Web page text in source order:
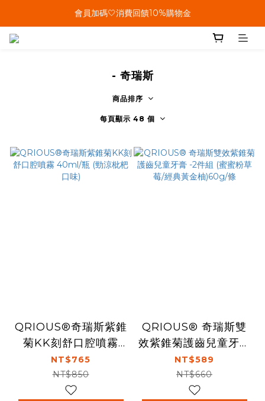
單筆結帳金額滿899🤍超取/郵寄免運費
會員加碼🤍消費回饋10%購物金
- 奇瑞斯
商品排序
每頁顯示 48 個
QRIOUS®奇瑞斯紫錐
菊KK刻舒口腔噴霧
40ml/瓶 (勁涼枇杷口
味)
NT$765
NT$850
QRIOUS® 奇瑞斯雙
效紫錐菊護齒兒童牙膏
-2件組 (蜜蜜粉草莓/
經典黃金柚)60g/條
NT$589
NT$660